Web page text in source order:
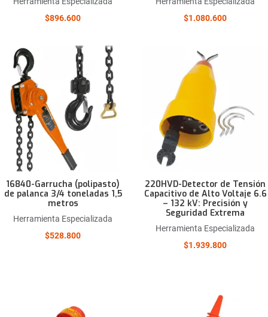
$896.600
$1.080.600
Añadir a la lista de deseos
Comparar este producto
Quick View
16840-Garrucha (polipasto)
de palanca 3/4 toneladas 1,5
metros
Herramienta Especializada
$528.800
220HVD-Detector de Tensión
Capacitivo de Alto Voltaje 6.6
– 132 kV: Precisión y
Seguridad Extrema
Herramienta Especializada
$1.939.800
Comparar este producto